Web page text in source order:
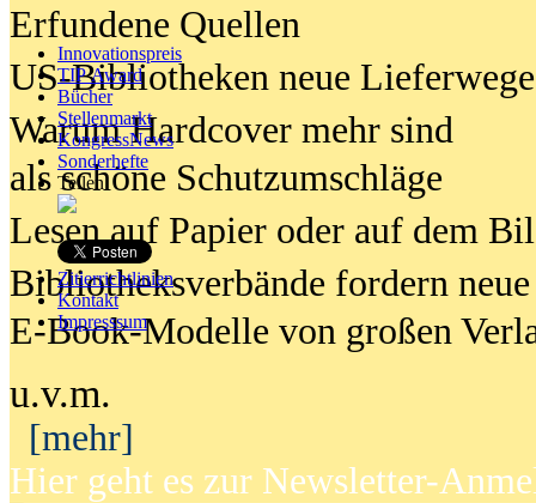
Innovationspreis
TIP Award
Bücher
Stellenmarkt
KongressNews
Sonderhefte
Teilen
Zitierrichtlinien
Kontakt
Impresssum
Erfundene Quellen
US-Bibliotheken neue Lieferwege
Warum Hardcover mehr sind
als schöne Schutzumschläge
Lesen auf Papier oder auf dem
Bibliotheksverbände fordern neue
E-Book-Modelle von großen
u.v.m.
[mehr]
Hier geht es zur Newsletter-